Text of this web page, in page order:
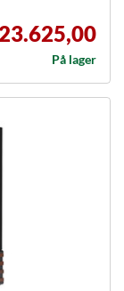
På lager